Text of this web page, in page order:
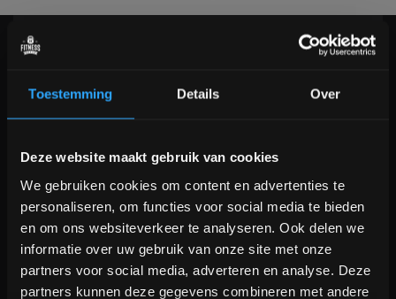
Toestemming Details Over
Deze website maakt gebruik van cookies
We gebruiken cookies om content en advertenties te
personaliseren, om functies voor social media te bieden
en om ons websiteverkeer te analyseren. Ook delen we
informatie over uw gebruik van onze site met onze
partners voor social media, adverteren en analyse. Deze
partners kunnen deze gegevens combineren met andere
KLANTENSERVICE
+31 (0)24 645 1309
Bam! 5% korting op je volgende
Schrijf je in voor onze nieuwsbrief om op de hoogte te
blijven over onze nieuwe producten, deals en meer
interessante info. Ontvang 5% korting op je eerstvolgende
aankoop! 😀